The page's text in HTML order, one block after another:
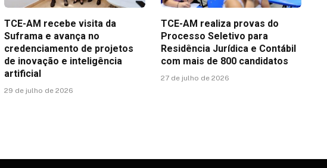
TCE-AM recebe visita da
Suframa e avança no
credenciamento de projetos
de inovação e inteligência
artificial
29 de julho de 2026
TCE-AM realiza provas do
Processo Seletivo para
Residência Jurídica e Contábil
com mais de 800 candidatos
27 de julho de 2026